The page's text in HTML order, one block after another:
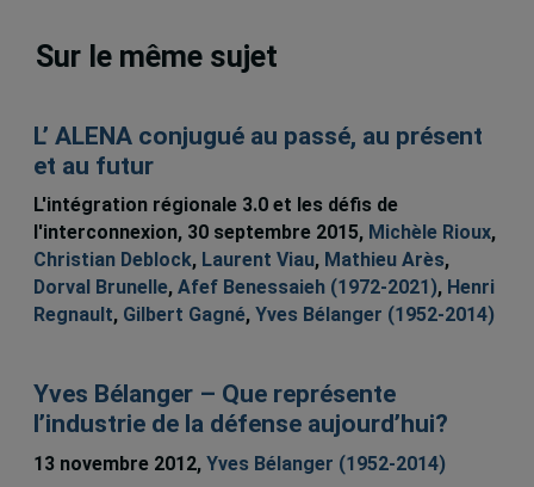
Sur le même sujet
L’ ALENA conjugué au passé, au présent
et au futur
L'intégration régionale 3.0 et les défis de
l'interconnexion, 30 septembre 2015, Michèle Rioux,
Christian Deblock, Laurent Viau, Mathieu Arès,
Dorval Brunelle, Afef Benessaieh (1972-2021), Henri
Regnault, Gilbert Gagné, Yves Bélanger (1952-2014)
Yves Bélanger – Que représente
l’industrie de la défense aujourd’hui?
13 novembre 2012, Yves Bélanger (1952-2014)